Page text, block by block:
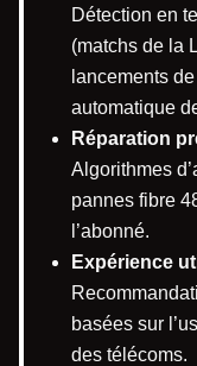
Détection en
(matchs de la
lancements
automatique
Réparation
Algorithmes
pannes fibre
l’abonné.
Expérience
basées sur
des télécoms.